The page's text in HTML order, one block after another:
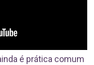
é prática comum